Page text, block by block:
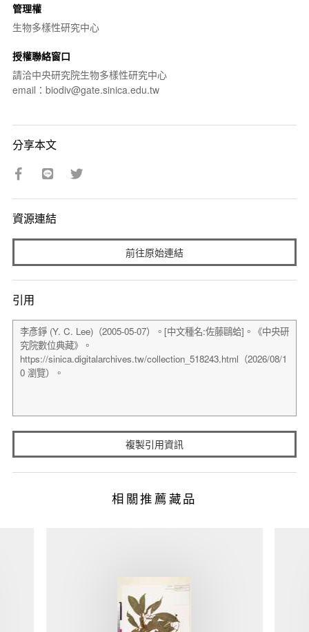
管理權
生物多樣性研究中心
授權聯絡窗口
請洽中央研究院生物多樣性研究中心
email：biodiv@gate.sinica.edu.tw
分享本文
資源連結
前往原始連結
引用
複製引用資訊
相關推薦藏品